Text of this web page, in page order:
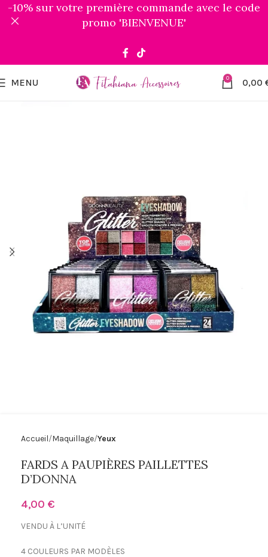
MENU 0 0,00
Accueil Maquillage Yeux
FARDS A PAUPIÈRES PAILLETTES
D’DONNA
4,00 €
VENDU À L’UNITÉ
4 COULEURS PAR MODÈLES
-10% sur votre première commande avec le code
promo 'BIENVENUE'